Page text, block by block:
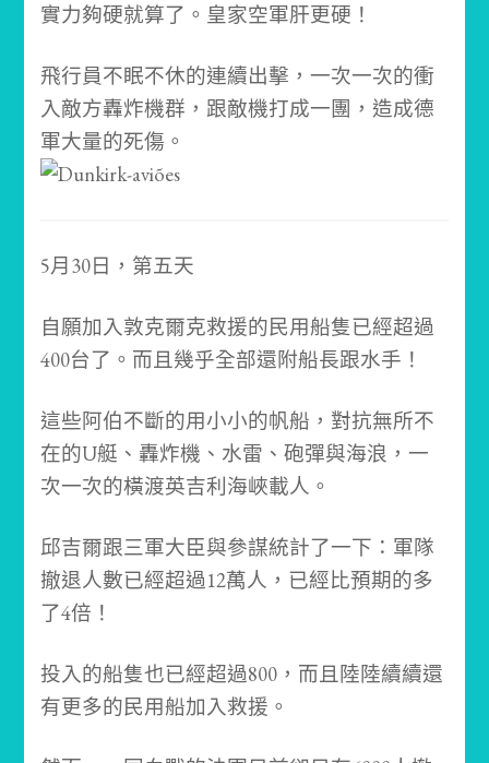
實力夠硬就算了。 皇家空軍肝更硬！
飛行員不眠不休的連續出擊，一次一次的衝
入敵方轟炸機群，跟敵機打成一團，造成德
軍大量的死傷。
5月30日，第五天
自願加入敦克爾克救援的民用船隻已經超過
400台了。 而且幾乎全部還附船長跟水手！
這些阿伯不斷的用小小的帆船，對抗無所不
在的U艇、轟炸機、水雷、砲彈與海浪，一
次一次的橫渡英吉利海峽載人。
邱吉爾跟三軍大臣與參謀統計了一下： 軍隊
撤退人數已經超過12萬人，已經比預期的多
了4倍！
投入的船隻也已經超過800，而且陸陸續續還
有更多的民用船加入救援。